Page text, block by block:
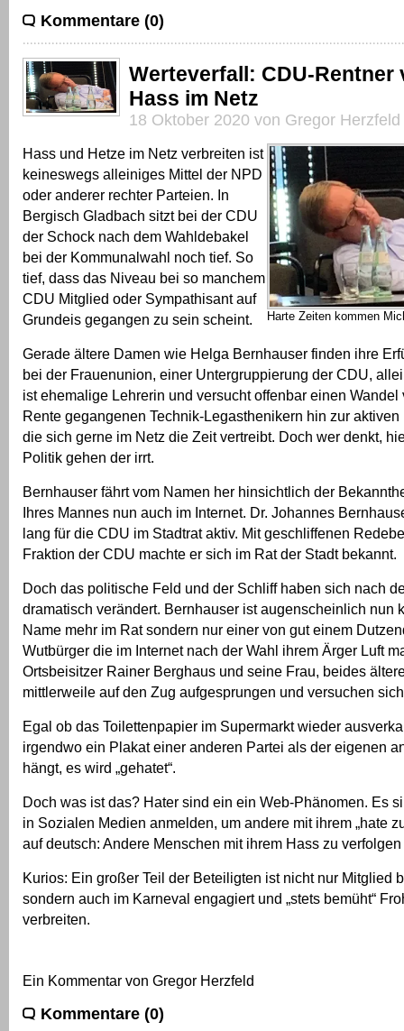
Kommentare (0)
Werteverfall: CDU-Rentner
Hass im Netz
18 Oktober 2020 von Gregor Herzfeld
Harte Zeiten kommen
Hass und Hetze im Netz verbreiten ist
keineswegs alleiniges Mittel der NPD
oder anderer rechter Parteien. In
Bergisch Gladbach sitzt bei der CDU
der Schock nach dem Wahldebakel
bei der Kommunalwahl noch tief. So
tief, dass das Niveau bei so manchem
CDU Mitglied oder Sympathisant auf
Grundeis gegangen zu sein scheint.
Gerade ältere Damen wie Helga Bernhauser finden ihre
bei der Frauenunion, einer Untergruppierung der CDU,
ist ehemalige Lehrerin und versucht offenbar einen Wandel
Rente gegangenen Technik-Legasthenikern hin zur
die sich gerne im Netz die Zeit vertreibt. Doch wer denkt,
Politik gehen der irrt.
Bernhauser fährt vom Namen her hinsichtlich der
Ihres Mannes nun auch im Internet. Dr. Johannes
lang für die CDU im Stadtrat aktiv. Mit geschliffenen
Fraktion der CDU machte er sich im Rat der Stadt bekannt.
Doch das politische Feld und der Schliff haben sich nach
dramatisch verändert. Bernhauser ist augenscheinlich nun
Name mehr im Rat sondern nur einer von gut einem
Wutbürger die im Internet nach der Wahl ihrem Ärger Luft
Ortsbeisitzer Rainer Berghaus und seine Frau, beides
mittlerweile auf den Zug aufgesprungen und versuchen sich
Egal ob das Toilettenpapier im Supermarkt wieder
irgendwo ein Plakat einer anderen Partei als der eigenen
hängt, es wird „gehatet“.
Doch was ist das? Hater sind ein ein Web-Phänomen. Es
in Sozialen Medien anmelden, um andere mit ihrem „hate
auf deutsch: Andere Menschen mit ihrem Hass zu
Kurios: Ein großer Teil der Beteiligten ist nicht nur Mitglied
sondern auch im Karneval engagiert und „stets bemüht“
verbreiten.
Ein Kommentar von Gregor Herzfeld
Kommentare (0)